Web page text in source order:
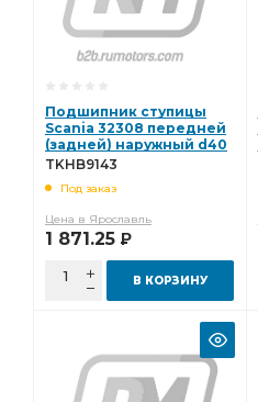
Подшипник ступицы
Scania 32308 передней
(задней) наружный d40
D90 H35.25 TEK-KOM
TKHB9143
Под заказ
Цена в Ярославль
1 871.25 Р
В КОРЗИНУ